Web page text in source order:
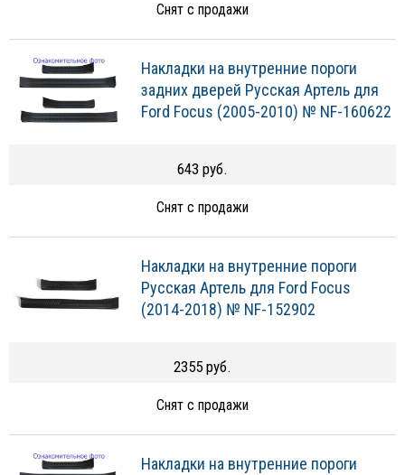
Снят с продажи
Накладки на внутренние пороги
задних дверей Русская Артель для
Ford Focus (2005-2010) № NF-160622
643 руб.
Снят с продажи
Накладки на внутренние пороги
Русская Артель для Ford Focus
(2014-2018) № NF-152902
2355 руб.
Снят с продажи
Накладки на внутренние пороги